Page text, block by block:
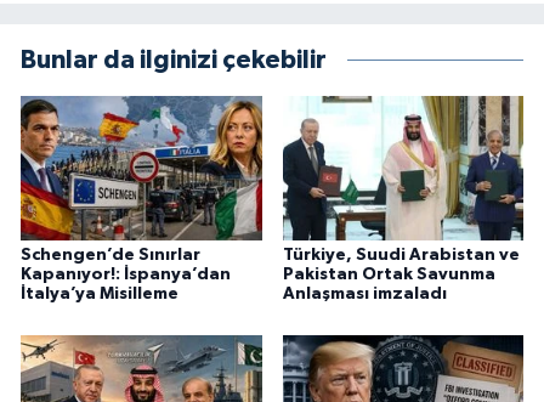
Bunlar da ilginizi çekebilir
Schengen’de Sınırlar
Kapanıyor!: İspanya’dan
İtalya’ya Misilleme
Türkiye, Suudi Arabistan ve
Pakistan Ortak Savunma
Anlaşması imzaladı